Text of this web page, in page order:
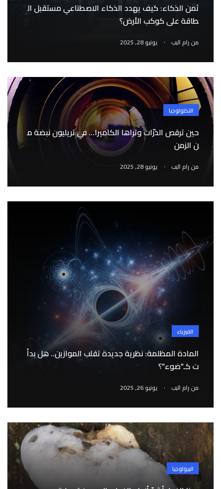
ثمن الذكاء: كيف يهدد الذكاء الاصطناعي مستقبل ال
طاقة على كوكب الأرض؟
من رام البب . يونيو 28, 2025
التكنولوجيا
حين ترقص الذرّات وتراها الكاميرا… في تريليون نبضة م
ن الزمن
من رام البب . يونيو 28, 2025
الفيزياء
المادة المظلمة: نظرية جديدة تقلب الموازين.. هل بدأ
ت كـ”ضوء”؟
من رام البب . يونيو 26, 2025
البيولوجيا